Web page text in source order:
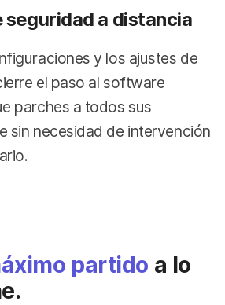
seguridad a distancia
y los ajustes de
el paso al software
parches a todos sus
sin necesidad de intervención
partido a lo